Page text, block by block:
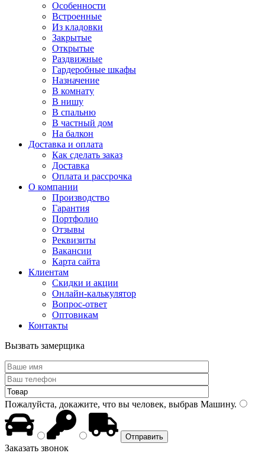
Особенности
Встроенные
Из кладовки
Закрытые
Открытые
Раздвижные
Гардеробные шкафы
Назначение
В комнату
В нишу
В спальню
В частный дом
На балкон
Доставка и оплата
Как сделать заказ
Доставка
Оплата и рассрочка
О компании
Производство
Гарантия
Портфолио
Отзывы
Реквизиты
Вакансии
Карта сайта
Клиентам
Скидки и акции
Онлайн-калькулятор
Вопрос-ответ
Оптовикам
Контакты
Вызвать замерщика
Пожалуйста, докажите, что вы человек, выбрав Машину.
Заказать звонок